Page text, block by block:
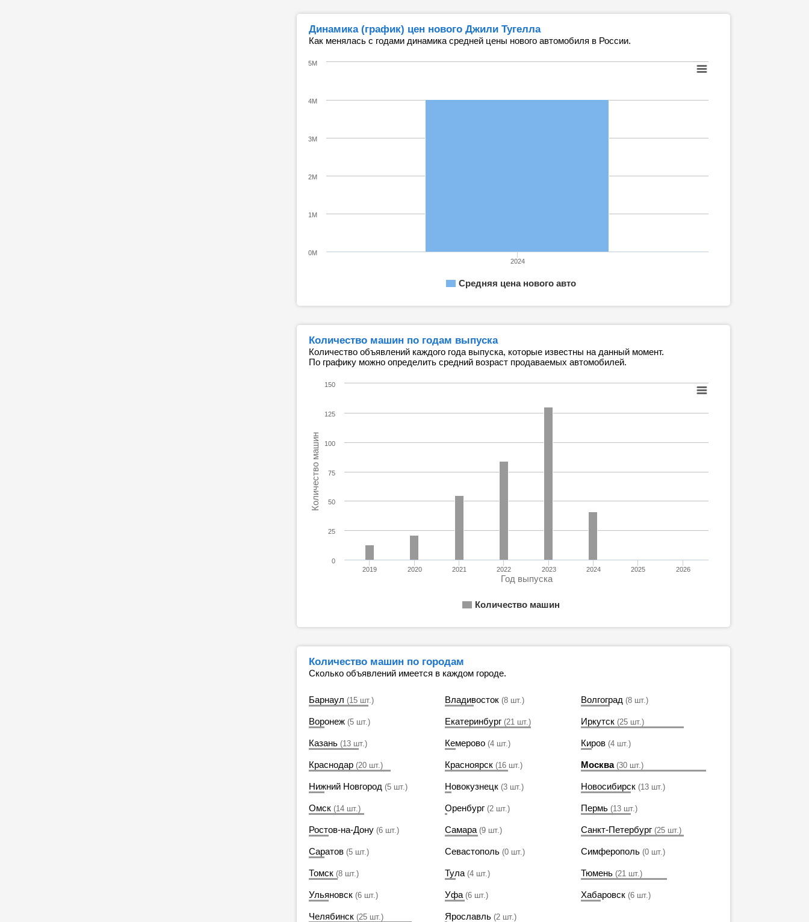
Динамика (график) цен нового Джили Тугелла
Как менялась с годами динамика средней цены нового автомобиля в России.
Средняя цена нового авто
2024
0M
1M
2M
3M
4M
5M
Количество машин по годам выпуска
Количество объявлений каждого года выпуска, которые известны на данный момент.
По графику можно определить средний возраст продаваемых автомобилей.
Год выпуска
Количество машин
Количество машин
2019 2020 2021 2022 2023 2024 2025 2026
0
25
50
75
100
125
150
Количество машин по городам
Сколько объявлений имеется в каждом городе.
Барнаул (15 шт.) Владивосток (8 шт.) Волгоград (8 шт.)
Воронеж (5 шт.) Екатеринбург (21 шт.) Иркутск (25 шт.)
Казань (13 шт.) Кемерово (4 шт.) Киров (4 шт.)
Краснодар (20 шт.) Красноярск (16 шт.) Москва (30 шт.)
Нижний Новгород (5 шт.) Новокузнецк (3 шт.) Новосибирск (13 шт.)
Омск (14 шт.) Оренбург (2 шт.) Пермь (13 шт.)
Ростов-на-Дону (6 шт.) Самара (9 шт.) Санкт-Петербург (25 шт.)
Саратов (5 шт.) Севастополь (0 шт.) Симферополь (0 шт.)
Томск (8 шт.) Тула (4 шт.) Тюмень (21 шт.)
Ульяновск (6 шт.) Уфа (6 шт.) Хабаровск (6 шт.)
Челябинск (25 шт.) Ярославль (2 шт.)